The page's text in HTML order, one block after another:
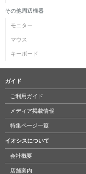
その他周辺機器
モニター
マウス
キーボード
ガイド
ご利用ガイド
メディア掲載情報
特集ページ一覧
イオシスについて
会社概要
店舗案内